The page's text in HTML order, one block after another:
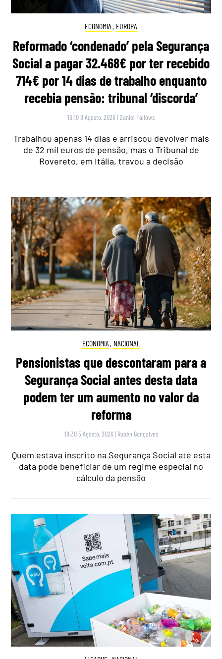
ECONOMIA , EUROPA
Reformado ‘condenado’ pela Segurança
Social a pagar 32.468€ por ter recebido
714€ por 14 dias de trabalho enquanto
recebia pensão: tribunal ‘discorda’
16:10 8 Agosto, 2026 | Daniel Fallows
Trabalhou apenas 14 dias e arriscou devolver mais
de 32 mil euros de pensão, mas o Tribunal de
Rovereto, em Itália, travou a decisão
ECONOMIA , NACIONAL
Pensionistas que descontaram para a
Segurança Social antes desta data
podem ter um aumento no valor da
reforma
18:30 5 Agosto, 2026 | Rubén Gonçalves
Quem estava inscrito na Segurança Social até esta
data pode beneficiar de um regime especial no
cálculo da pensão